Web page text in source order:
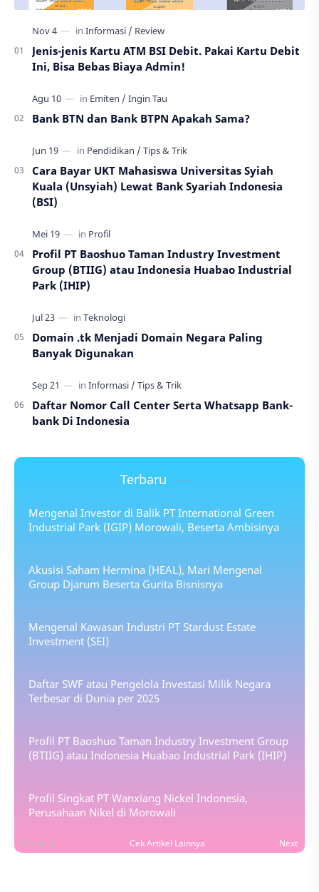
Jenis-jenis Kartu ATM BSI Debit. Pakai Kartu Debit
Ini, Bisa Bebas Biaya Admin!
Bank BTN dan Bank BTPN Apakah Sama?
Cara Bayar UKT Mahasiswa Universitas Syiah
Kuala (Unsyiah) Lewat Bank Syariah Indonesia
(BSI)
Profil PT Baoshuo Taman Industry Investment
Group (BTIIG) atau Indonesia Huabao Industrial
Park (IHIP)
Domain .tk Menjadi Domain Negara Paling
Banyak Digunakan
Daftar Nomor Call Center Serta Whatsapp Bank-
bank Di Indonesia
Terbaru
Mengenal Investor di Balik PT International Green
Industrial Park (IGIP) Morowali, Beserta Ambisinya
Akusisi Saham Hermina (HEAL), Mari Mengenal
Group Djarum Beserta Gurita Bisnisnya
Mengenal Kawasan Industri PT Stardust Estate
Investment (SEI)
Daftar SWF atau Pengelola Investasi Milik Negara
Terbesar di Dunia per 2025
Profil PT Baoshuo Taman Industry Investment Group
(BTIIG) atau Indonesia Huabao Industrial Park (IHIP)
Profil Singkat PT Wanxiang Nickel Indonesia,
Perusahaan Nikel di Morowali
Previous Next
Cek Artikel Lainnya